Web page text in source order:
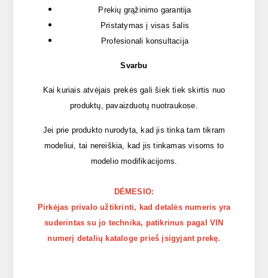
Prekių grąžinimo garantija
Pristatymas į visas šalis
Profesionali konsultacija
Svarbu
Kai kuriais atvėjais prekės gali šiek tiek skirtis nuo
produktų, pavaizduotų nuotraukose.
Jei prie produkto nurodyta, kad jis tinka tam tikram
modeliui, tai nereiškia, kad jis tinkamas visoms to
modelio modifikacijoms.
DĖMESIO:
Pirkėjas privalo užtikrinti, kad detalės numeris yra
suderintas su jo technika, patikrinus pagal VIN
numerį detalių kataloge prieš įsigyjant prekę.